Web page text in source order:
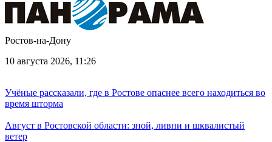
Ростов-на-Дону
10 августа 2026, 11:26
Учёные рассказали, где в Ростове опаснее всего находиться во
время шторма
Август в Ростовской области: зной, ливни и шквалистый
ветер